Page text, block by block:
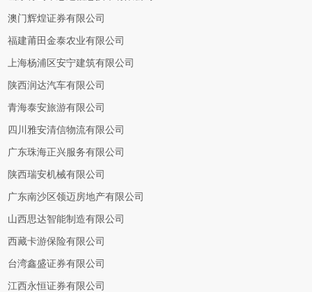
澳门辉煌证券有限公司
福建莆田金泰农业有限公司
上海杨浦区安宁建筑有限公司
陕西润达汽车有限公司
青海泰安旅游有限公司
四川雅安清信物流有限公司
广东珠海正兴服务有限公司
陕西瑞安机械有限公司
广东南沙区领迈房地产有限公司
山西思达智能制造有限公司
西藏卡游保险有限公司
台湾鑫盛证券有限公司
江西永恒证券有限公司